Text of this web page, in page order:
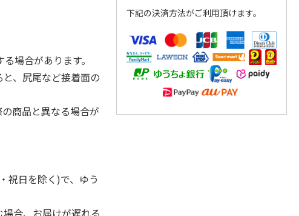
場合があります。
、尻尾など接着面の
商品と異なる場合が
祝日を除く)で、ゆう
合、お届けが遅れる
下記の決済方法がご利用頂けます。